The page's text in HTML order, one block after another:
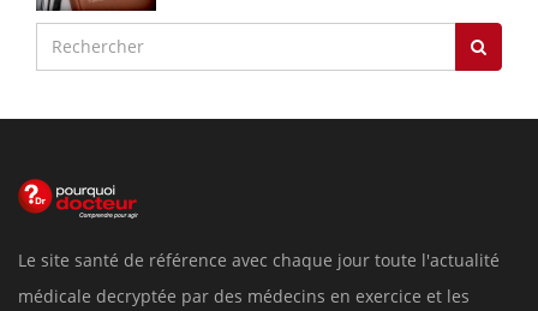
Le site santé de référence avec chaque jour toute l'actualité
médicale decryptée par des médecins en exercice et les